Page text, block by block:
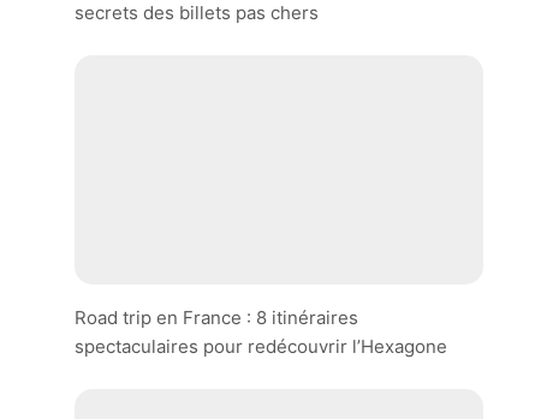
secrets des billets pas chers
Road trip en France : 8 itinéraires
spectaculaires pour redécouvrir l’Hexagone